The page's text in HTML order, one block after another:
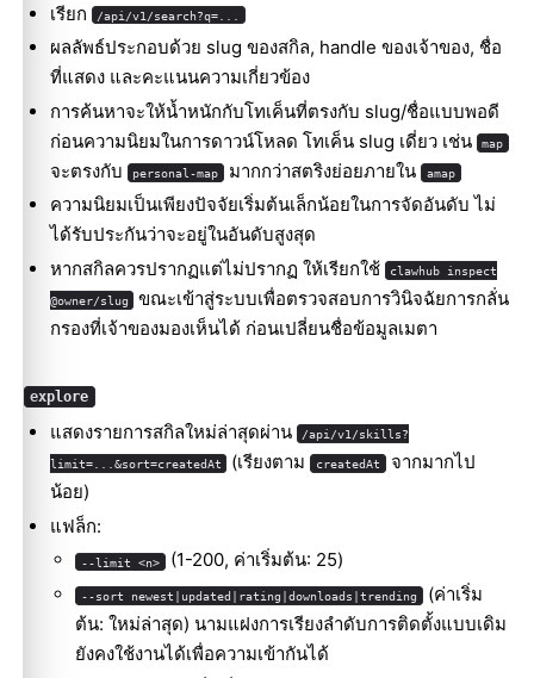
เรียก /api/v1/search?q=...
ผลลัพธ์ประกอบด้วย slug ของสกิล, handle ของเจ้าของ, ชื่อ
ที่แสดง และคะแนนความเกี่ยวข้อง
การค้นหาจะให้น้ำหนักกับโทเค็นที่ตรงกับ slug/ชื่อแบบพอดี
ก่อนความนิยมในการดาวน์โหลด โทเค็น slug เดี่ยว เช่น
map
จะตรงกับ personal-map มากกว่าสตริงย่อยภายใน amap
ความนิยมเป็นเพียงปัจจัยเริ่มต้นเล็กน้อยในการจัดอันดับ ไม่
ได้รับประกันว่าจะอยู่ในอันดับสูงสุด
หากสกิลควรปรากฏแต่ไม่ปรากฏ ให้เรียกใช้
clawhub inspect
@owner/slug
ขณะเข้าสู่ระบบเพื่อตรวจสอบการวินิจฉัยการกลั่น
กรองที่เจ้าของมองเห็นได้ ก่อนเปลี่ยนชื่อข้อมูลเมตา
explore
แสดงรายการสกิลใหม่ล่าสุดผ่าน /api/v1/skills?
limit=...&sort=createdAt (เรียงตาม createdAt จากมากไป
น้อย)
แฟล็ก:
--limit <n> (1-200, ค่าเริ่มต้น: 25)
--sort newest|updated|rating|downloads|trending (ค่าเริ่ม
ต้น: ใหม่ล่าสุด) นามแฝงการเรียงลำดับการติดตั้งแบบเดิม
ยังคงใช้งานได้เพื่อความเข้ากันได้